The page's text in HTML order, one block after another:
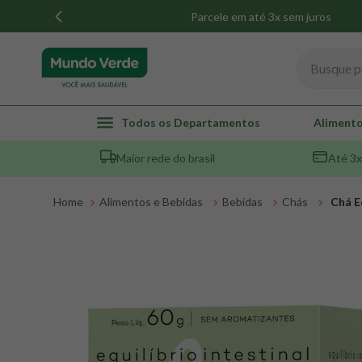
Parcele em até 3x sem juros
Todos os Departamentos
Maior rede do brasil Até
Alimentos e Bebidas Bebidas Chás Chá
TERMOS MAIS BUSCADOS
1º whey
2º creatina
8º maca peruana
9 psyllium